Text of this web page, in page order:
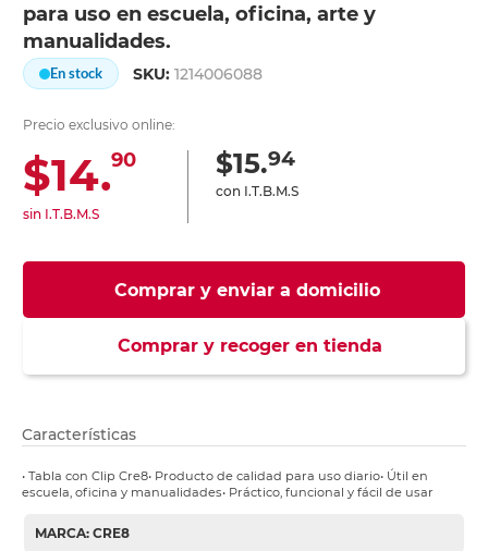
para uso en escuela, oficina, arte y
manualidades.
En stock SKU:1214006088
Precio exclusivo online:
$14.90
sin I.T.B.M.S
$15.94
con I.T.B.M.S
Comprar y enviar a domicilio
Comprar y recoger en tienda
Características
• Tabla con Clip Cre8• Producto de calidad para uso diario• Útil en
escuela, oficina y manualidades• Práctico, funcional y fácil de usar
MARCA: CRE8